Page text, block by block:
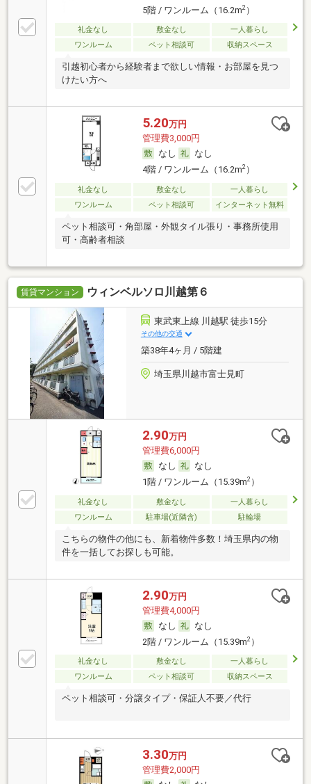
5階 / ワンルーム（16.2m2）
礼金なし 敷金なし
一人暮らし
ワンルーム
ペット相談可 収納スペース
引越初心者から経験者まで欲しい情報・お部屋を見つ
けたい方へ
5.20万円
管理費3,000円
なし
なし
4階 / ワンルーム（16.2m2）
礼金なし 敷金なし
一人暮らし
ワンルーム
ペット相談可 インターネット無料
ペット相談可・角部屋・外観タイル張り・事務所使用
可・高齢者相談
賃貸マンション ウィンベルソロ川越第６
東武東上線 川越駅 徒歩15分
その他の交通
築38年4ヶ月 / 5階建
埼玉県川越市富士見町
2.90万円
管理費6,000円
なし
なし
1階 / ワンルーム（15.39m2）
礼金なし 敷金なし
一人暮らし
ワンルーム
駐車場(近隣含) 駐輪場
こちらの物件の他にも、新着物件多数！埼玉県内の物
件を一括してお探しも可能。
2.90万円
管理費4,000円
なし
なし
2階 / ワンルーム（15.39m2）
礼金なし 敷金なし
一人暮らし
ワンルーム
ペット相談可 収納スペース
ペット相談可・分譲タイプ・保証人不要／代行
3.30万円
管理費2,000円